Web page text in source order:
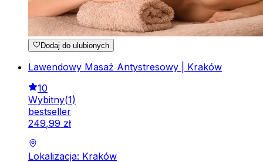
Dodaj do ulubionych
Lawendowy Masaż Antystresowy | Kraków
10
Wybitny(1)
bestseller
249,99 zł
Lokalizacja: Kraków